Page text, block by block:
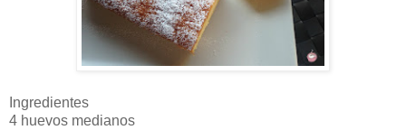
Ingredientes
4 huevos medianos